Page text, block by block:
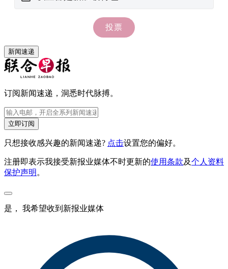
新闻速递
订阅新闻速递，洞悉时代脉搏。
立即订阅
只想接收感兴趣的新闻速递? 点击设置您的偏好。
注册即表示我接受新报业媒体不时更新的使用条款及个人资料
保护声明 。
是， 我希望收到新报业媒体